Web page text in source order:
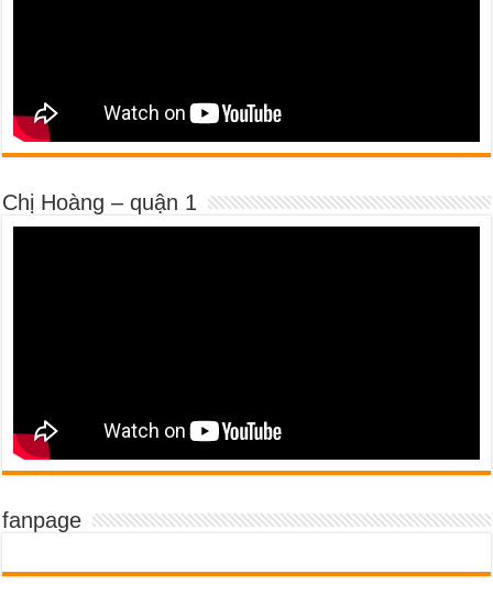
Chị Hoàng – quận 1
fanpage